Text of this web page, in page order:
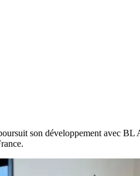
son développement avec